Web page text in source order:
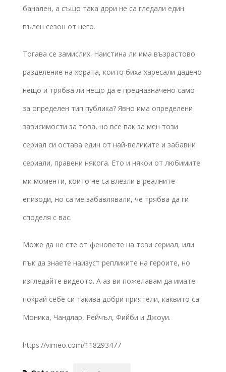
банален, а също така дори не са гледали един
пълен сезон от него.
Тогава се замислих. Наистина ли има възрастово
разделение на хората, които биха харесали дадено
нещо и трябва ли нещо да е предназначено само
за определен тип публика? Явно има определени
зависимости за това, но все пак за мен този
сериал си остава един от най-великите и забавни
сериали, правени някога. Ето и някои от любимите
ми моменти, които не са влезли в реалните
епизоди, но са ме забавлявали, че трябва да ги
споделя с вас.
Може да не сте от феновете на този сериал, или
пък да знаете наизуст репликите на героите, но
изгледайте видеото. А аз ви пожелавам да имате
покрай себе си такива добри приятели, каквито са
Моника, Чандлар, Рейчъл, Фийби и Джоуи.
https://vimeo.com/118293477